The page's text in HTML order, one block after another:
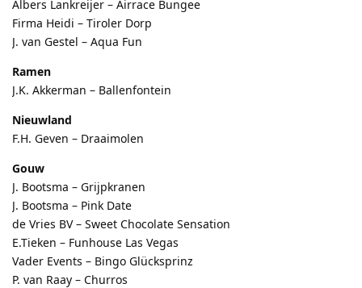
Albers Lankreijer – Airrace Bungee
Firma Heidi – Tiroler Dorp
J. van Gestel – Aqua Fun
Ramen
J.K. Akkerman – Ballenfontein
Nieuwland
F.H. Geven – Draaimolen
Gouw
J. Bootsma – Grijpkranen
J. Bootsma – Pink Date
de Vries BV – Sweet Chocolate Sensation
E.Tieken – Funhouse Las Vegas
Vader Events – Bingo Glücksprinz
P. van Raay – Churros